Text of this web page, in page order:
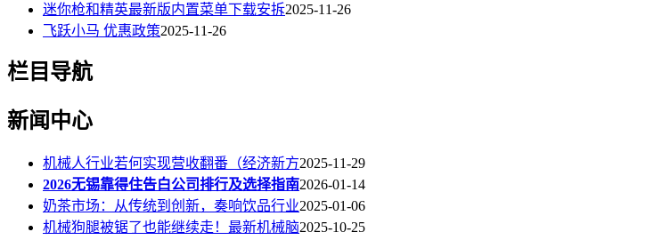
迷你枪和精英最新版内置菜单下载安拆2025-11-26
飞跃小马 优惠政策2025-11-26
栏目导航
新闻中心
机械人行业若何实现营收翻番（经济新方2025-11-29
2026无锡靠得住告白公司排行及选择指南2026-01-14
奶茶市场：从传统到创新，奏响饮品行业2025-01-06
机械狗腿被锯了也能继续走！最新机械脑2025-10-25